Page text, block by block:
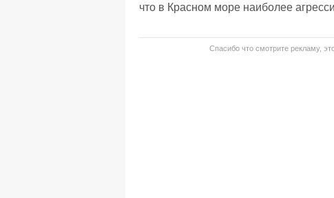
что в Красном море наиболее
Спасибо что смотрите рекламу,